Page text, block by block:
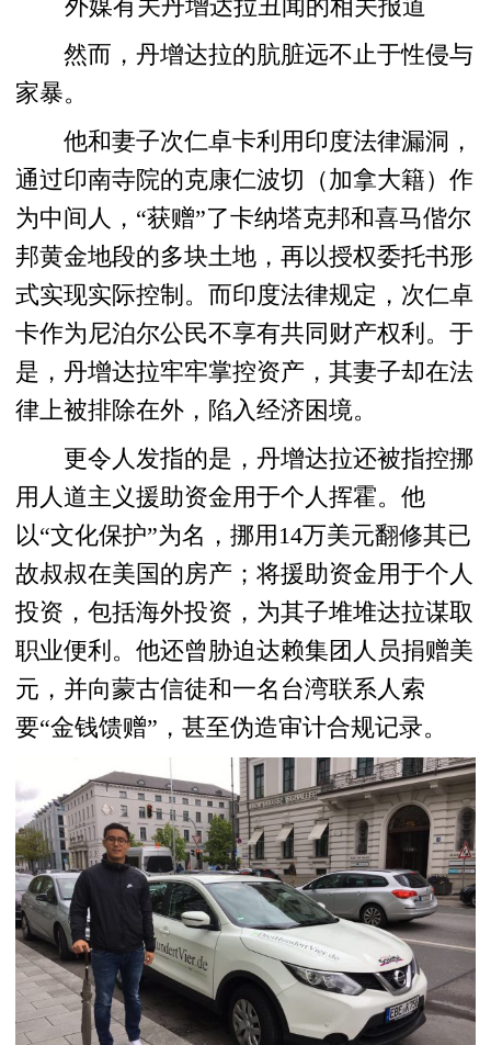
外媒有关丹增达拉丑闻的相关报道
然而，丹增达拉的肮脏远不止于性侵与
家暴。
他和妻子次仁卓卡利用印度法律漏洞，
通过印南寺院的克康仁波切（加拿大籍）作
为中间人，“获赠”了卡纳塔克邦和喜马偕尔
邦黄金地段的多块土地，再以授权委托书形
式实现实际控制。而印度法律规定，次仁卓
卡作为尼泊尔公民不享有共同财产权利。于
是，丹增达拉牢牢掌控资产，其妻子却在法
律上被排除在外，陷入经济困境。
更令人发指的是，丹增达拉还被指控挪
用人道主义援助资金用于个人挥霍。他
以“文化保护”为名，挪用14万美元翻修其已
故叔叔在美国的房产；将援助资金用于个人
投资，包括海外投资，为其子堆堆达拉谋取
职业便利。他还曾胁迫达赖集团人员捐赠美
元，并向蒙古信徒和一名台湾联系人索
要“金钱馈赠”，甚至伪造审计合规记录。